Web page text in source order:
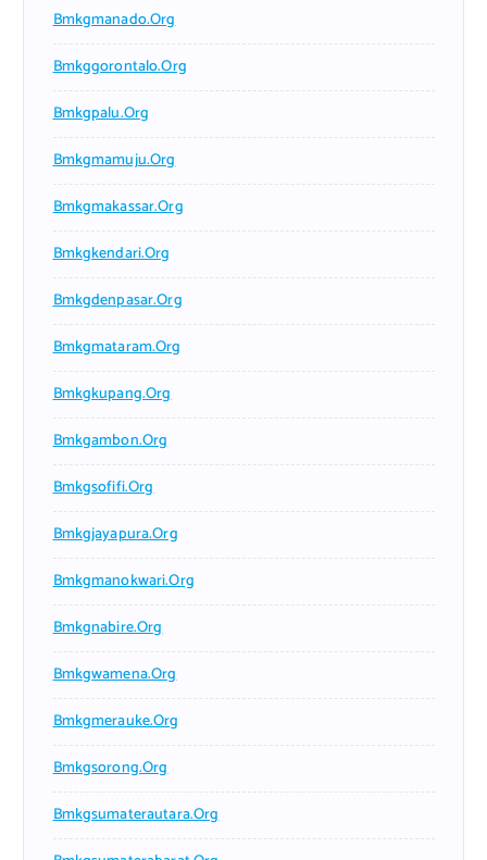
Bmkgmanado.org
Bmkggorontalo.org
Bmkgpalu.org
Bmkgmamuju.org
Bmkgmakassar.org
Bmkgkendari.org
Bmkgdenpasar.org
Bmkgmataram.org
Bmkgkupang.org
Bmkgambon.org
Bmkgsofifi.org
Bmkgjayapura.org
Bmkgmanokwari.org
Bmkgnabire.org
Bmkgwamena.org
Bmkgmerauke.org
Bmkgsorong.org
Bmkgsumaterautara.org